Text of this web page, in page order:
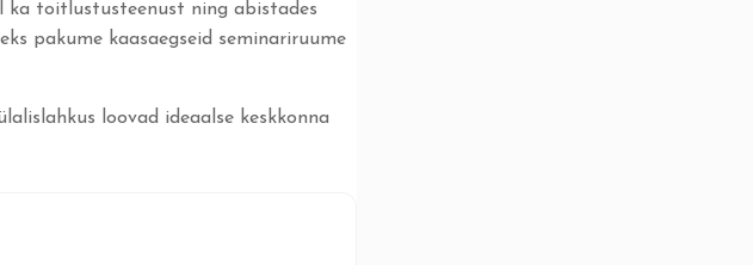
ka toitlustusteenust ning abistades
pakume kaasaegseid seminariruume
loovad ideaalse keskkonna